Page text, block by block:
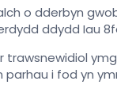
o dderbyn
ddydd Iau
i fod yn